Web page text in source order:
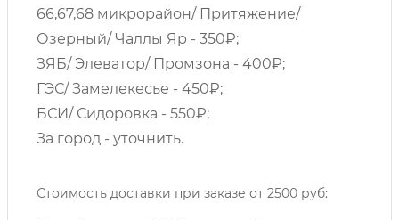
66,67,68 микрорайон/ Притяжение/
Озерный/ Чаллы Яр - 350₽;
ЗЯБ/ Элеватор/ Промзона - 400₽;
ГЭС/ Замелекесье - 450₽;
БСИ/ Сидоровка - 550₽;
За город - уточнить.
Стоимость доставки при заказе от 2500 руб: